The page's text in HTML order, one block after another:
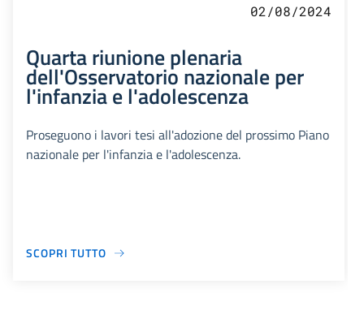
02/08/2024
Quarta riunione plenaria
dell'Osservatorio nazionale per
l'infanzia e l'adolescenza
Proseguono i lavori tesi all'adozione del prossimo Piano
nazionale per l'infanzia e l'adolescenza.
SCOPRI TUTTO